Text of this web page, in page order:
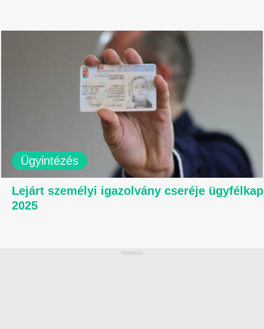
Ügyintézés
Lejárt személyi igazolvány cseréje
2025